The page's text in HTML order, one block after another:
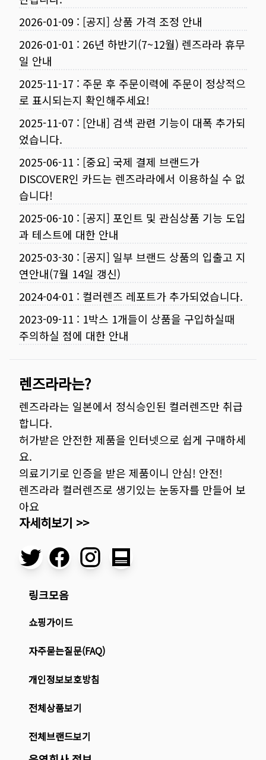
2026-01-09 : [공지] 상품 가격 조정 안내
2026-01-01 : 26년 하반기(7~12월) 렌즈라라 휴무
일 안내
2025-11-17 : 주문 후 주문이력에 주문이 정상적으
로 표시되는지 확인해주세요!
2025-11-07 : [안내] 검색 관련 기능이 대폭 추가되
었습니다.
2025-06-11 : [중요] 국제 결제 브랜드가
DISCOVER인 카드는 렌즈라라에서 이용하실 수 없
습니다!
2025-06-10 : [공지] 포인트 및 관심상품 기능 도입
과 테스트에 대한 안내
2025-03-30 : [공지] 일부 브랜드 상품의 입출고 지
연안내(7월 14일 갱신)
2024-04-01 : 컬러렌즈 레포트가 추가되었습니다.
2023-09-11 : 1박스 1개들이 상품을 구입하실때
주의하실 점에 대한 안내
렌즈라라는?
렌즈라라는 일본에서 정식승인된 컬러렌즈만 취급
합니다.
허가받은 안전한 제품을 인터넷으로 쉽게 구매하세
요.
의료기기로 인증을 받은 제품이니 안심! 안전!
렌즈라라 컬러렌즈로 생기있는 눈동자를 만들어 보
아요
자세히보기 >>
링크모음
쇼핑가이드
자주묻는질문(FAQ)
개인정보보호방침
전체상품보기
전체브랜드보기